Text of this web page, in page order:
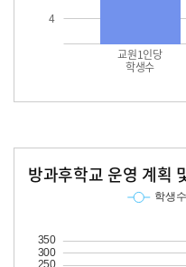
4
교원1인당
학생수
방과후학교 운영 계획